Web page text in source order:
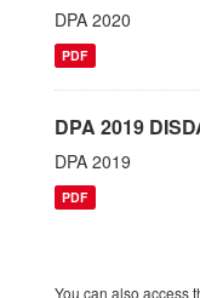
DPA 2020
PDF
DPA 2019
DPA 2019
PDF
You can also access